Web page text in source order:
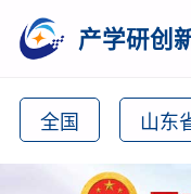
产学研创
全国 山东